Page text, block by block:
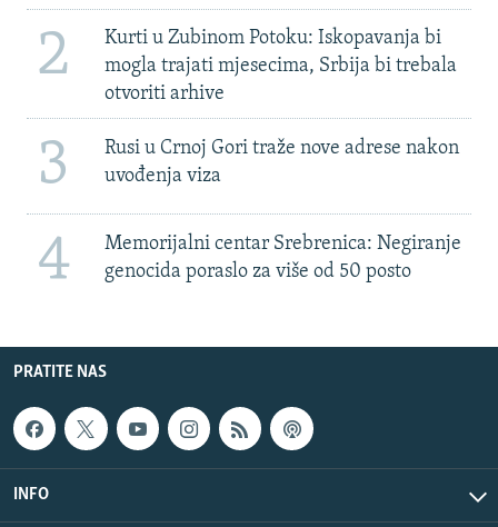
2
Kurti u Zubinom Potoku: Iskopavanja bi
mogla trajati mjesecima, Srbija bi trebala
otvoriti arhive
3
Rusi u Crnoj Gori traže nove adrese nakon
uvođenja viza
4
Memorijalni centar Srebrenica: Negiranje
genocida poraslo za više od 50 posto
PRATITE NAS
INFO